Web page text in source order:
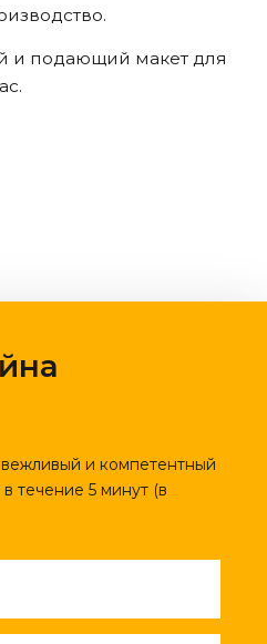
и подающий макет для
и компетентный
течение 5 минут (в